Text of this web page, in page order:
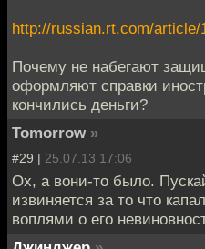
http://russian.rt.com/article/
Почему не набегают
оформляют справки
кончились деньги?
Tomorrow »
#29 | 25.07.13 17:06
Ох, а вони-то было.
извиняется за то что
воплями о его